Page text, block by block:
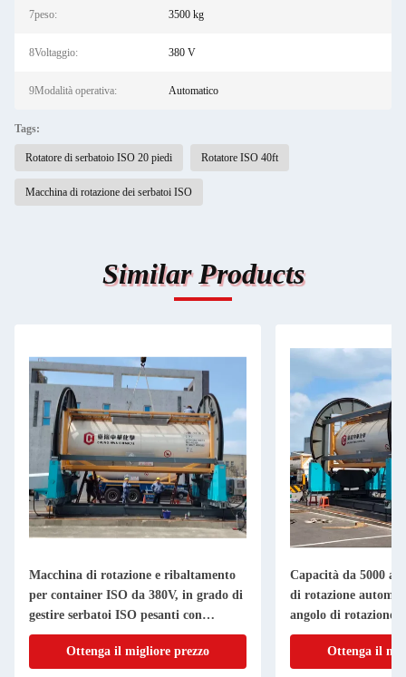
7peso: 3500 kg
8Voltaggio: 380 V
9Modalità operativa: Automatico
Tags:
Rotatore di serbatoio ISO 20 piedi Rotatore ISO 40ft
Macchina di rotazione dei serbatoi ISO
Similar Products
Macchina di rotazione e ribaltamento
per container ISO da 380V, in grado di
gestire serbatoi ISO pesanti con
rotazione e posizionamento
Ottenga il migliore prezzo
Capacità da 5000 a
di rotazione
angolo di rotazione
Progettata per la
materialiOttenga il